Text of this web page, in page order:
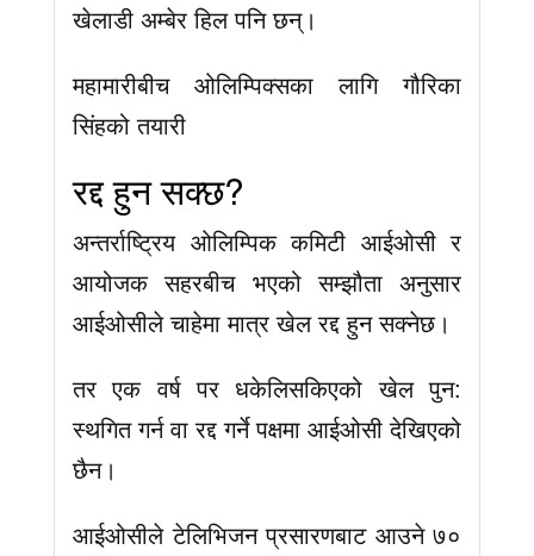
खेलाडी अम्बेर हिल पनि छन्।
महामारीबीच ओलिम्पिक्सका लागि गौरिका
सिंहको तयारी
रद्द हुन सक्छ?
अन्तर्राष्ट्रिय ओलिम्पिक कमिटी आईओसी र
आयोजक सहरबीच भएको सम्झौता अनुसार
आईओसीले चाहेमा मात्र खेल रद्द हुन सक्नेछ।
तर एक वर्ष पर धकेलिसकिएको खेल पुन:
स्थगित गर्न वा रद्द गर्ने पक्षमा आईओसी देखिएको
छैन।
आईओसीले टेलिभिजन प्रसारणबाट आउने ७०